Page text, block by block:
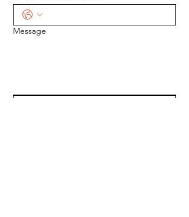
Message